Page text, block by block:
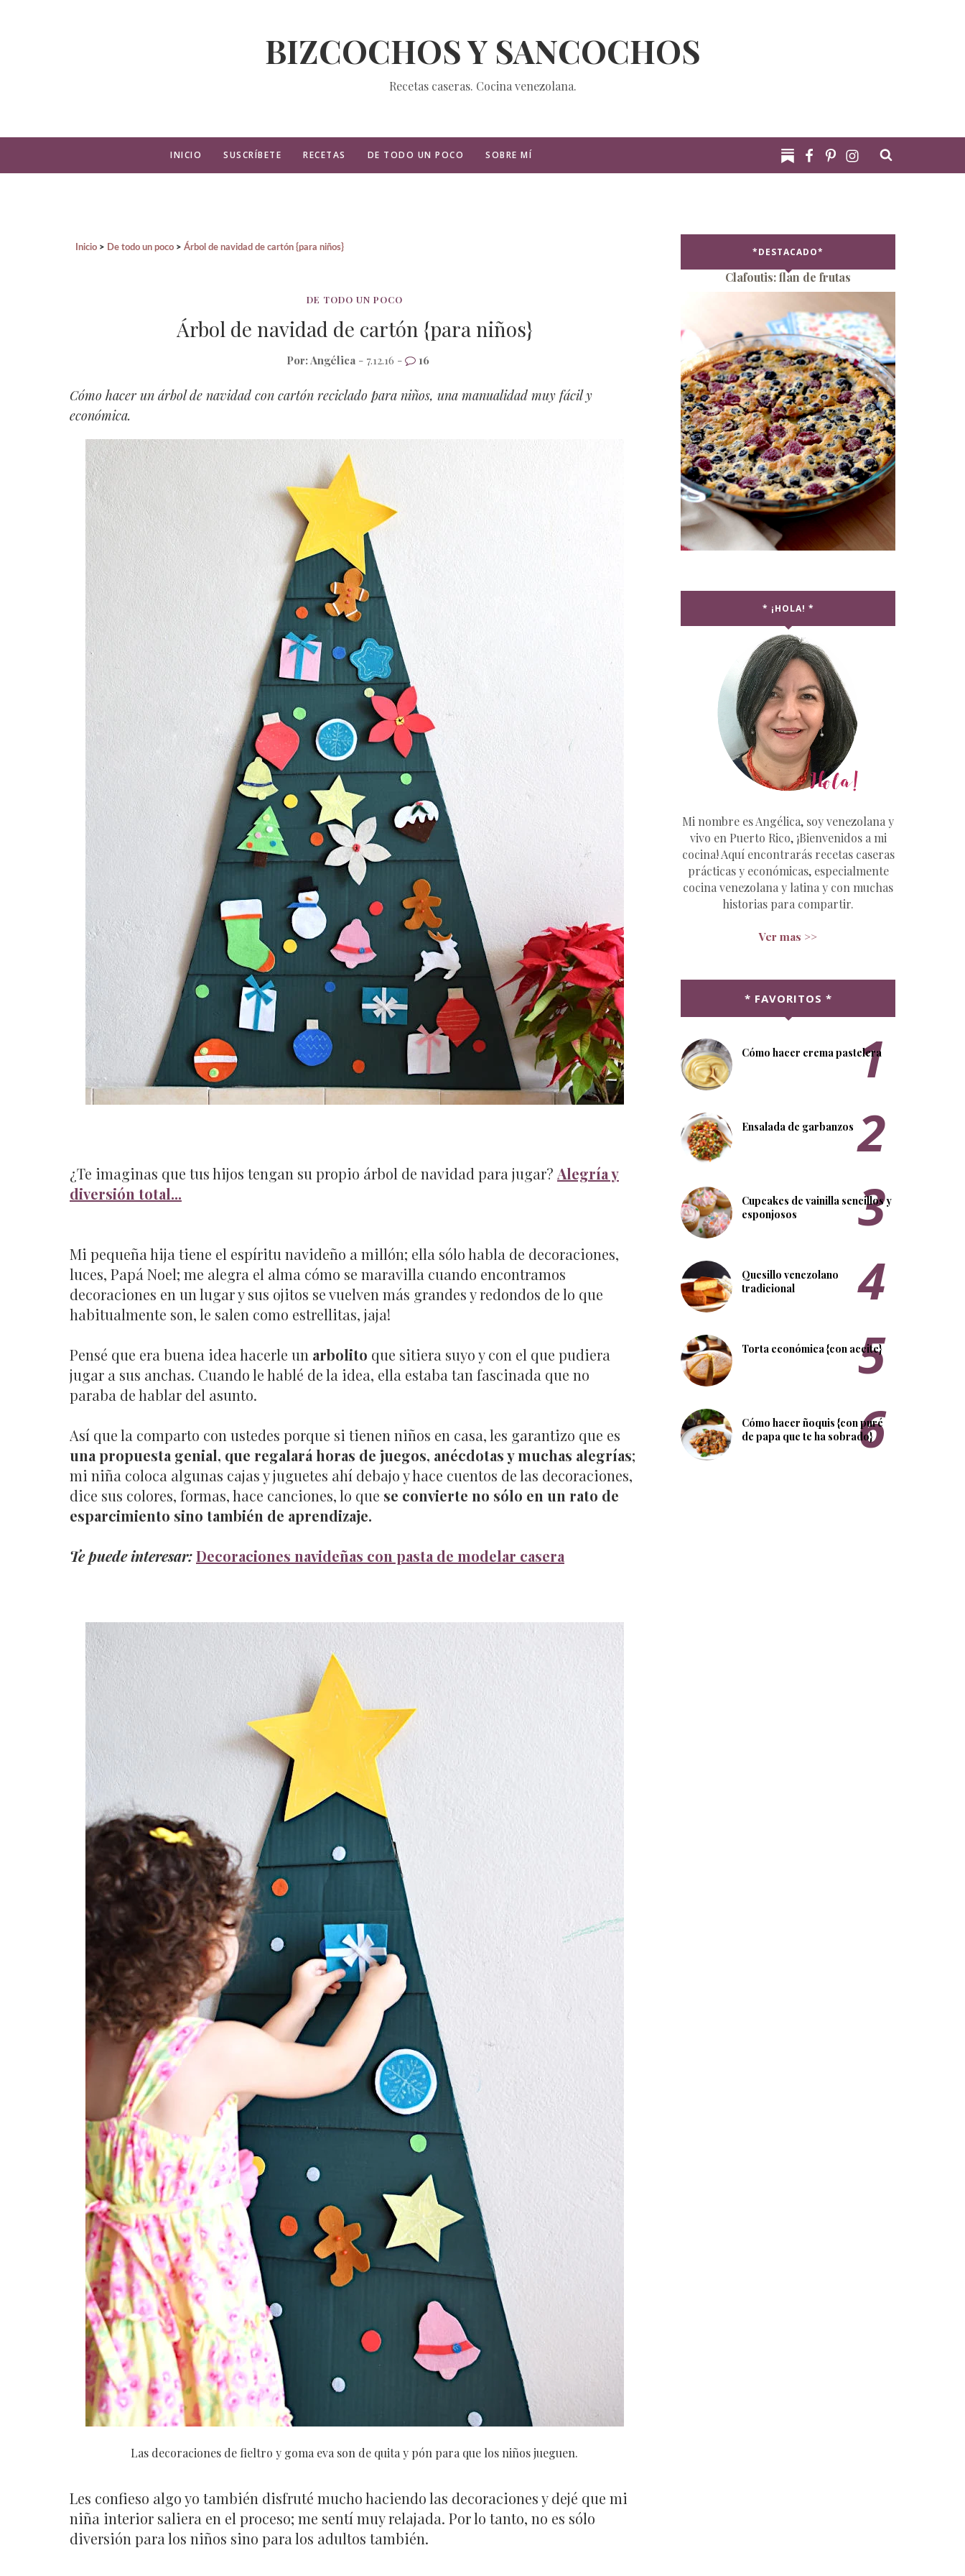
BIZCOCHOS Y SANCOCHOS
Recetas caseras. Cocina venezolana.
INICIO SUSCRÍBETE RECETAS DE TODO UN POCO SOBRE MÍ
Inicio De todo un poco Árbol de navidad de cartón {para niños}
DE TODO UN POCO
Árbol de navidad de cartón {para niños}
Por:Angélica- 7.12.16 - 16
Cómo hacer un árbol de navidad con cartón reciclado para niños, una manualidad muy fácil y
económica.
¿Te imaginas que tus hijos tengan su propio árbol de navidad para jugar? Alegría y
diversión total...
Mi pequeña hija tiene el espíritu navideño a millón; ella sólo habla de decoraciones,
luces, Papá Noel; me alegra el alma cómo se maravilla cuando encontramos
decoraciones en un lugar y sus ojitos se vuelven más grandes y redondos de lo que
habitualmente son, le salen como estrellitas, jaja!
Pensé que era buena idea hacerle un arbolito que sitiera suyo y con el que pudiera
jugar a sus anchas. Cuando le hablé de la idea, ella estaba tan fascinada que no
paraba de hablar del asunto.
Así que la comparto con ustedes porque si tienen niños en casa, les garantizo que es
una propuesta genial, que regalará horas de juegos, anécdotas y muchas alegrías;
mi niña coloca algunas cajas y juguetes ahí debajo y hace cuentos de las decoraciones,
dice sus colores, formas, hace canciones, lo que se convierte no sólo en un rato de
esparcimiento sino también de aprendizaje.
Te puede interesar:Decoraciones navideñas con pasta de modelar casera
Las decoraciones de fieltro y goma eva son de quita y pón para que los niños jueguen.
Les confieso algo yo también disfruté mucho haciendo las decoraciones y dejé que mi
niña interior saliera en el proceso; me sentí muy relajada. Por lo tanto, no es sólo
diversión para los niños sino para los adultos también.
*DESTACADO*
Clafoutis: flan de frutas
* ¡HOLA! *
Mi nombre es Angélica, soy venezolana y
vivo en Puerto Rico, ¡Bienvenidos a mi
cocina! Aquí encontrarás recetas caseras
prácticas y económicas, especialmente
cocina venezolana y latina y con muchas
historias para compartir.
Ver mas >>
* FAVORITOS *
Cómo hacer crema pastelera
Ensalada de garbanzos
Cupcakes de vainilla sencillos y
esponjosos
Quesillo venezolano
tradicional
Torta económica {con aceite}
Cómo hacer ñoquis {con puré
de papa que te ha sobrado}